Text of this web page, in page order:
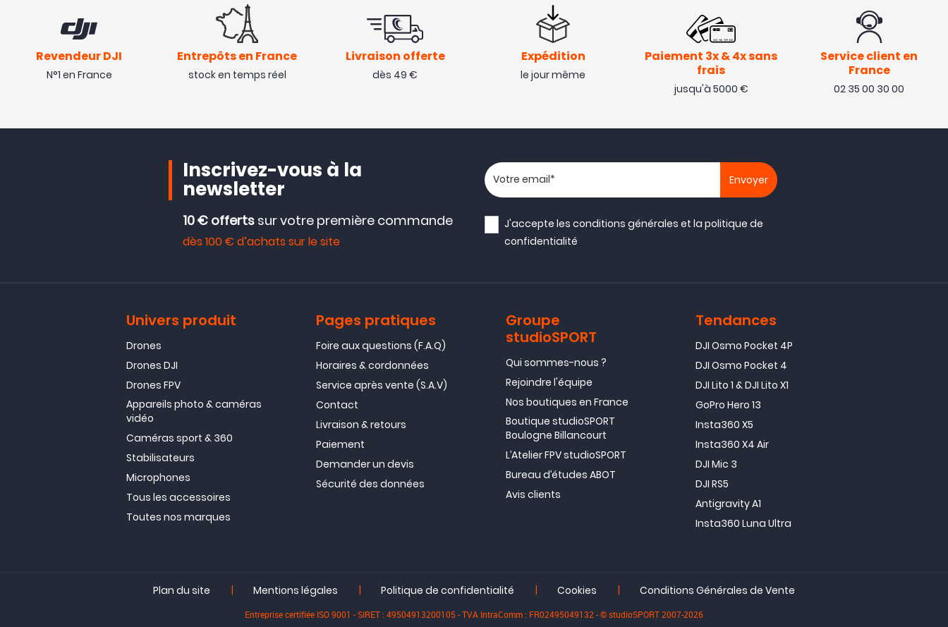
Revendeur DJI
N°1 en France
Entrepôts en France
stock en temps réel
Livraison offerte
dès 49 €
Expédition
le jour même
Paiement 3x & 4x sans
frais
jusqu'à 5000 €
Service client en
France
02 35 00 30 00
Inscrivez-vous à la
newsletter
10 € offerts sur votre première commande
dès 100 € d’achats sur le site
Votre adresse email
J'accepte lesconditions générales et lapolitique de
confidentialité
Univers produit
Drones
Drones DJI
Drones FPV
Appareils photo & caméras
vidéo
Caméras sport & 360
Stabilisateurs
Microphones
Tous les accessoires
Toutes nos marques
Pages pratiques
Foire aux questions (F.A.Q)
Horaires & cordonnées
Service après vente (S.A.V)
Contact
Livraison & retours
Paiement
Demander un devis
Sécurité des données
Groupe
studioSPORT
Qui sommes-nous ?
Rejoindre l'équipe
Nos boutiques en France
Boutique studioSPORT
Boulogne Billancourt
L’Atelier FPV studioSPORT
Bureau d’études ABOT
Avis clients
Tendances
DJI Osmo Pocket 4P
DJI Osmo Pocket 4
DJI Lito 1 & DJI Lito X1
GoPro Hero 13
Insta360 X5
Insta360 X4 Air
DJI Mic 3
DJI RS5
Antigravity A1
Insta360 Luna Ultra
Plan du site | Mentions légales | Politique de confidentialité | Cookies | Conditions Générales de Vente
Entreprise certifiée ISO 9001 - SIRET : 49504913200105 - TVA IntraComm : FR02495049132 - © studioSPORT 2007-2026